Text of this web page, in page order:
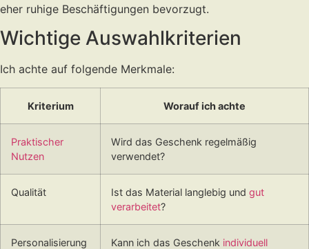
eher ruhige Beschäftigungen bevorzugt.
Wichtige Auswahlkriterien
Ich achte auf folgende Merkmale:
Kriterium Worauf ich achte
Praktischer
Nutzen
Wird das Geschenk regelmäßig
verwendet?
Qualität Ist das Material langlebig und gut
verarbeitet?
Personalisierung Kann ich das Geschenk individuell